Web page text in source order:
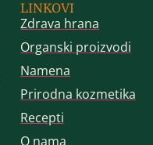
LINKOVI
Zdrava hrana
Organski proizvodi
Namena
Prirodna kozmetika
Recepti
O nama